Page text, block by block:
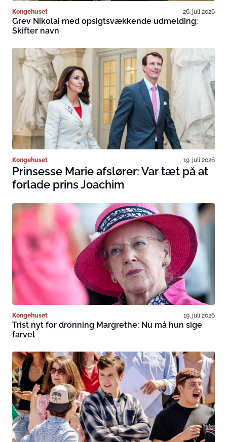
Kongehuset 26. juli 2026
Grev Nikolai med opsigtsvækkende udmelding:
Skifter navn
Kongehuset 19. juli 2026
Prinsesse Marie afslører: Var tæt på at
forlade prins Joachim
Kongehuset 19. juli 2026
Trist nyt for dronning Margrethe: Nu må hun sige
farvel